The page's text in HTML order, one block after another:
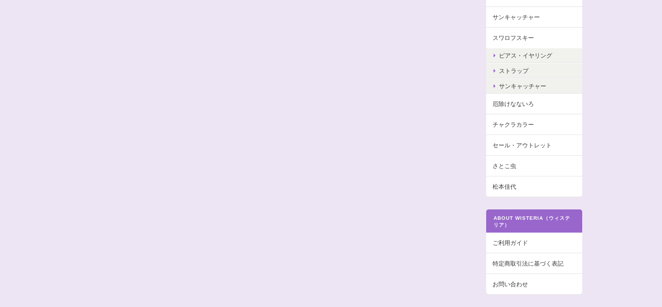
サンキャッチャー
スワロフスキー
ピアス・イヤリング
ストラップ
サンキャッチャー
厄除けなないろ
チャクラカラー
セール・アウトレット
さとこ虫
松本佳代
ABOUT WISTERIA（ウィステ
リア）
ご利用ガイド
特定商取引法に基づく表記
お問い合わせ